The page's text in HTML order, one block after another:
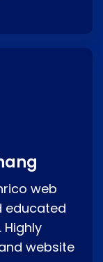
web
educated
website